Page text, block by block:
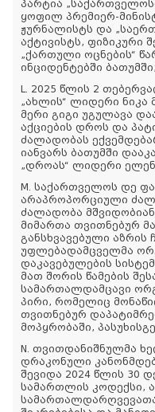
პარტია
ყოფილ პრემიერ-
ჟურნალისტს და
აქტივისტს, ფიზიკური
„ქართული ოცნების“
ინციდენტებში ბათუმში;
L. 2025 წლის 2
„ახლის“ ლიდერი
მერი გიგი უგულავა
აქციების დროს და
ძალადობას
იანვარს ბათუმში
„დროას“ ლიდერი
M. საქართველოს დე
არაპროპორციული
ძალადობა
მიმართა თვითნებურ
განსხვავებული აზრის
უფლებადამცველმა
დაკავებულების
მათ შორის წამების
სამართალდამცავი
პირი, რომელიც
თვითნებურ
მოპყრობაში,
N. თვითდანიშნულმა
დრაკონული
შევიდა 2024 წლის 30
სამართლის კოდექსი,